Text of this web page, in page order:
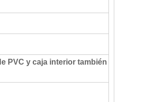
PVC y caja interior también